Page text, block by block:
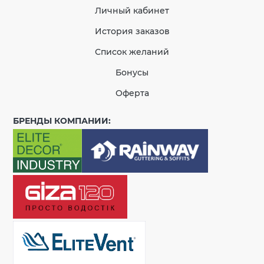
Личный кабинет
История заказов
Список желаний
Бонусы
Оферта
БРЕНДЫ КОМПАНИИ: